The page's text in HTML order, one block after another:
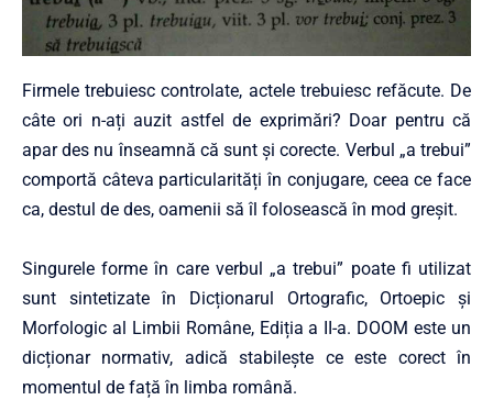
Firmele trebuiesc controlate, actele trebuiesc refăcute. De
câte ori n-ați auzit astfel de exprimări? Doar pentru că
apar des nu înseamnă că sunt și corecte. Verbul „a trebui”
comportă câteva particularități în conjugare, ceea ce face
ca, destul de des, oamenii să îl folosească în mod greșit.
Singurele forme în care verbul „a trebui” poate fi utilizat
sunt sintetizate în Dicționarul Ortografic, Ortoepic și
Morfologic al Limbii Române, Ediția a II-a. DOOM este un
dicționar normativ, adică stabilește ce este corect în
momentul de față în limba română.